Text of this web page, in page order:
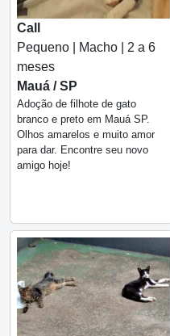
Call
Pequeno | Macho | 2 a 6
meses
Mauá / SP
Adoção de filhote de gato
branco e preto em Mauá SP.
Olhos amarelos e muito amor
para dar. Encontre seu novo
amigo hoje!